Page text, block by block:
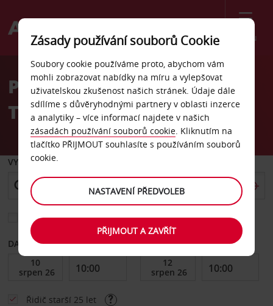
Menu
Welcome
AvisPronájem auta Hsinchu,
Taiwan, centrum
VYZVEDNOUT Z
Vyberte si jiné místo vrácení
DATUM OD DATUM DO
Řidič starší 25 let
Zásady používání souborů Cookie
Soubory cookie používáme proto, abychom vám
mohli zobrazovat nabídky na míru a vylepšovat
uživatelskou zkušenost našich stránek. Údaje dále
sdílíme s důvěryhodnými partnery v oblasti inzerce
a analytiky – více informací najdete v našich
zásadách používání souborů cookie. Kliknutím na
tlačítko PŘIJMOUT souhlasíte s používáním souborů
cookie.
NASTAVENÍ PŘEDVOLEB
PŘIJMOUT A ZAVŘÍT